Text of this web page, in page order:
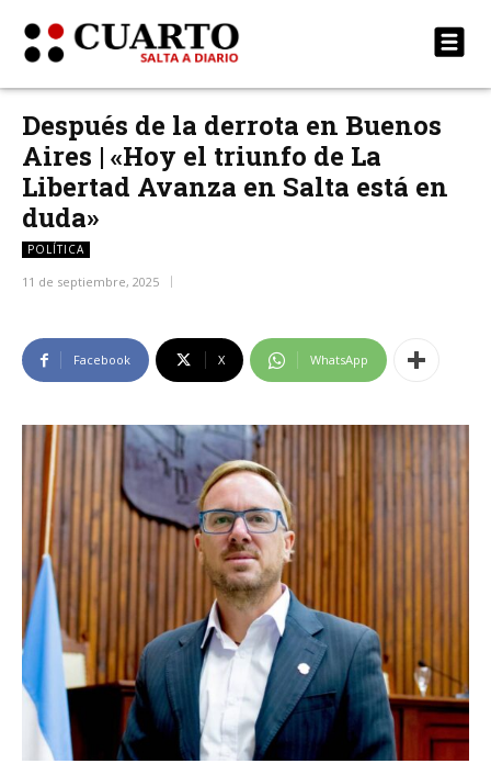
Después de la derrota en Buenos
Aires | «Hoy el triunfo de La
Libertad Avanza en Salta está en
duda»
POLÍTICA
11 de septiembre, 2025
Facebook X WhatsApp